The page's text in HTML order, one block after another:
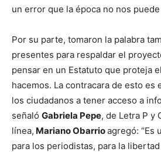
un error que la época no nos
Por su parte, tomaron la palabra
presentes para respaldar el
pensar en un Estatuto que proteja
hacemos. La contracara de esto es
los ciudadanos a tener acceso a
señaló Gabriela Pepe, de Letra P y
línea, Mariano Obarrioagregó: “Es
para los periodistas, para la